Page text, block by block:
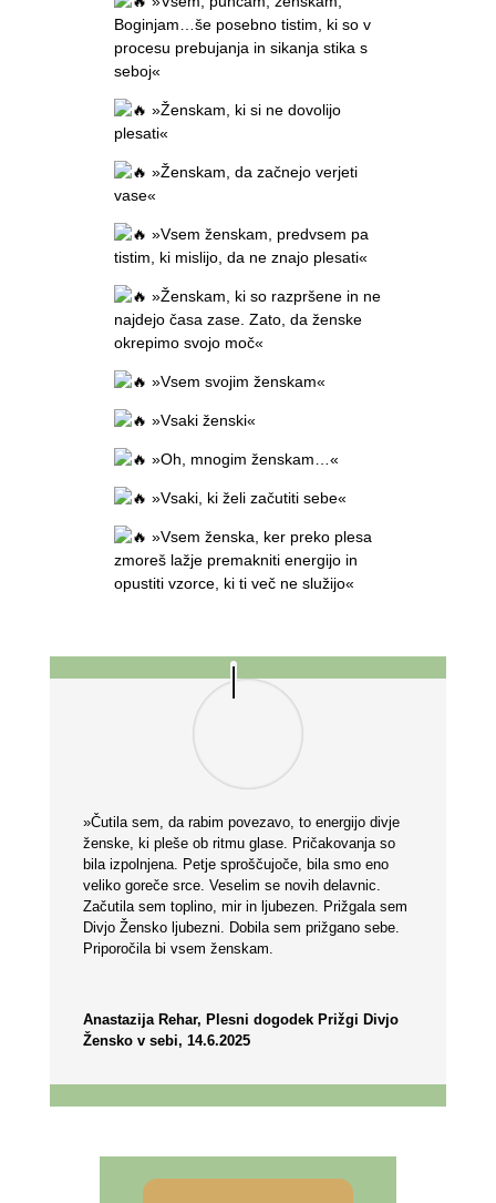
Boginjam…še posebno tistim, ki so v
procesu prebujanja in sikanja stika s
seboj«
»Ženskam, ki si ne dovolijo
plesati«
»Ženskam, da začnejo verjeti
vase«
»Vsem ženskam, predvsem pa
tistim, ki mislijo, da ne znajo plesati«
»Ženskam, ki so razpršene in ne
najdejo časa zase. Zato, da ženske
okrepimo svojo moč«
»Vsem svojim ženskam«
»Vsaki ženski«
»Oh, mnogim ženskam…«
»Vsaki, ki želi začutiti sebe«
»Vsem ženska, ker preko plesa
zmoreš lažje premakniti energijo in
opustiti vzorce, ki ti več ne služijo«
»Čutila sem, da rabim povezavo, to energijo divje
ženske, ki pleše ob ritmu glase. Pričakovanja so
bila izpolnjena. Petje sproščujoče, bila smo eno
veliko goreče srce. Veselim se novih delavnic.
Začutila sem toplino, mir in ljubezen. Prižgala sem
Divjo Žensko ljubezni. Dobila sem prižgano sebe.
Priporočila bi vsem ženskam.
Anastazija Rehar, Plesni dogodek Prižgi Divjo
Žensko v sebi, 14.6.2025